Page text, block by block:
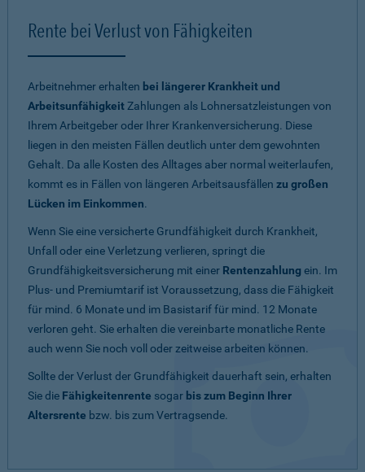
Rente bei Verlust von Fähigkeiten
Arbeitnehmer erhalten bei längerer Krankheit und
ArbeitsunfähigkeitZahlungen als Lohnersatzleistungen von
Ihrem Arbeitgeber oder Ihrer Krankenversicherung. Diese
liegen in den meisten Fällen deutlich unter dem gewohnten
Gehalt. Da alle Kosten des Alltages aber normal weiterlaufen,
kommt es in Fällen von längeren Arbeitsausfällen zu großen
Lücken im Einkommen.
Wenn Sie eine versicherte Grundfähigkeit durch Krankheit,
Unfall oder eine Verletzung verlieren, springt die
Grundfähigkeitsversicherung mit einer Rentenzahlung ein. Im
Plus- und Premiumtarif ist Voraussetzung, dass die Fähigkeit
für mind. 6 Monate und im Basistarif für mind. 12 Monate
verloren geht. Sie erhalten die vereinbarte monatliche Rente
auch wenn Sie noch voll oder zeitweise arbeiten können.
Sollte der Verlust der Grundfähigkeit dauerhaft sein, erhalten
Sie die Fähigkeitenrente sogar bis zum Beginn Ihrer
Altersrente bzw. bis zum Vertragsende.